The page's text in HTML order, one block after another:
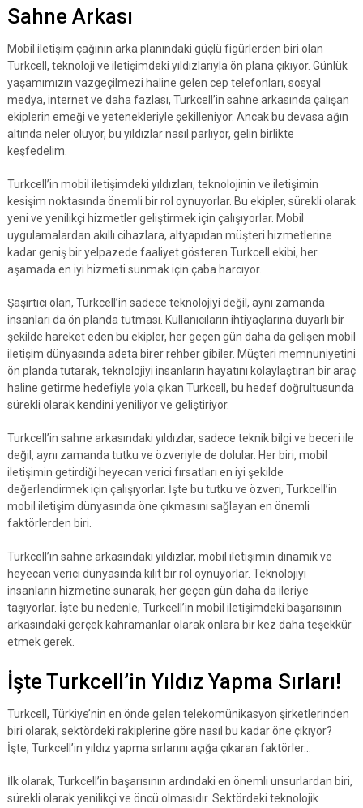
Sahne Arkası
Mobil iletişim çağının arka planındaki güçlü figürlerden biri olan
Turkcell, teknoloji ve iletişimdeki yıldızlarıyla ön plana çıkıyor. Günlük
yaşamımızın vazgeçilmezi haline gelen cep telefonları, sosyal
medya, internet ve daha fazlası, Turkcell’in sahne arkasında çalışan
ekiplerin emeği ve yetenekleriyle şekilleniyor. Ancak bu devasa ağın
altında neler oluyor, bu yıldızlar nasıl parlıyor, gelin birlikte
keşfedelim.
Turkcell’in mobil iletişimdeki yıldızları, teknolojinin ve iletişimin
kesişim noktasında önemli bir rol oynuyorlar. Bu ekipler, sürekli olarak
yeni ve yenilikçi hizmetler geliştirmek için çalışıyorlar. Mobil
uygulamalardan akıllı cihazlara, altyapıdan müşteri hizmetlerine
kadar geniş bir yelpazede faaliyet gösteren Turkcell ekibi, her
aşamada en iyi hizmeti sunmak için çaba harcıyor.
Şaşırtıcı olan, Turkcell’in sadece teknolojiyi değil, aynı zamanda
insanları da ön planda tutması. Kullanıcıların ihtiyaçlarına duyarlı bir
şekilde hareket eden bu ekipler, her geçen gün daha da gelişen mobil
iletişim dünyasında adeta birer rehber gibiler. Müşteri memnuniyetini
ön planda tutarak, teknolojiyi insanların hayatını kolaylaştıran bir araç
haline getirme hedefiyle yola çıkan Turkcell, bu hedef doğrultusunda
sürekli olarak kendini yeniliyor ve geliştiriyor.
Turkcell’in sahne arkasındaki yıldızlar, sadece teknik bilgi ve beceri ile
değil, aynı zamanda tutku ve özveriyle de dolular. Her biri, mobil
iletişimin getirdiği heyecan verici fırsatları en iyi şekilde
değerlendirmek için çalışıyorlar. İşte bu tutku ve özveri, Turkcell’in
mobil iletişim dünyasında öne çıkmasını sağlayan en önemli
faktörlerden biri.
Turkcell’in sahne arkasındaki yıldızlar, mobil iletişimin dinamik ve
heyecan verici dünyasında kilit bir rol oynuyorlar. Teknolojiyi
insanların hizmetine sunarak, her geçen gün daha da ileriye
taşıyorlar. İşte bu nedenle, Turkcell’in mobil iletişimdeki başarısının
arkasındaki gerçek kahramanlar olarak onlara bir kez daha teşekkür
etmek gerek.
İşte Turkcell’in Yıldız Yapma Sırları!
Turkcell, Türkiye’nin en önde gelen telekomünikasyon şirketlerinden
biri olarak, sektördeki rakiplerine göre nasıl bu kadar öne çıkıyor?
İşte, Turkcell’in yıldız yapma sırlarını açığa çıkaran faktörler…
İlk olarak, Turkcell’in başarısının ardındaki en önemli unsurlardan biri,
sürekli olarak yenilikçi ve öncü olmasıdır. Sektördeki teknolojik